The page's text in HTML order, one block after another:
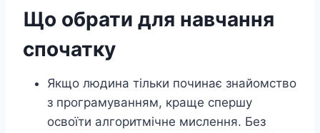
Що обрати для навчання
спочатку
Якщо людина тільки починає знайомство
з програмуванням, краще спершу
освоїти алгоритмічне мислення. Без